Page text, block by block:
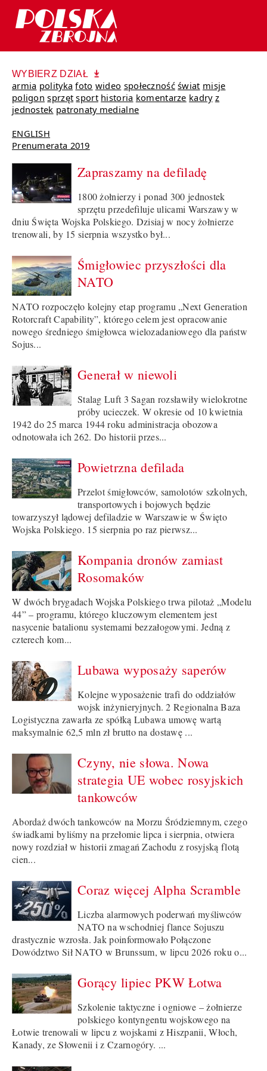
WYBIERZ DZIAŁ
armia polityka foto wideo społeczność świat misje
poligon sprzęt sport historia komentarze kadry z
jednostek patronaty medialne
ENGLISH
Prenumerata 2019
Zapraszamy na defiladę
1800 żołnierzy i ponad 300 jednostek
sprzętu przedefiluje ulicami Warszawy w
dniu Święta Wojska Polskiego. Dzisiaj w nocy żołnierze
trenowali, by 15 sierpnia wszystko był...
Śmigłowiec przyszłości dla
NATO
NATO rozpoczęło kolejny etap programu „Next Generation
Rotorcraft Capability”, którego celem jest opracowanie
nowego średniego śmigłowca wielozadaniowego dla państw
Sojus...
Generał w niewoli
Stalag Luft 3 Sagan rozsławiły wielokrotne
próby ucieczek. W okresie od 10 kwietnia
1942 do 25 marca 1944 roku administracja obozowa
odnotowała ich 262. Do historii przes...
Powietrzna defilada
Przelot śmigłowców, samolotów szkolnych,
transportowych i bojowych będzie
towarzyszył lądowej defiladzie w Warszawie w Święto
Wojska Polskiego. 15 sierpnia po raz pierwsz...
Kompania dronów zamiast
Rosomaków
W dwóch brygadach Wojska Polskiego trwa pilotaż „Modelu
44” – programu, którego kluczowym elementem jest
nasycenie batalionu systemami bezzałogowymi. Jedną z
czterech kom...
Lubawa wyposaży saperów
Kolejne wyposażenie trafi do oddziałów
wojsk inżynieryjnych. 2 Regionalna Baza
Logistyczna zawarła ze spółką Lubawa umowę wartą
maksymalnie 62,5 mln zł brutto na dostawę ...
Czyny, nie słowa. Nowa
strategia UE wobec rosyjskich
tankowców
Abordaż dwóch tankowców na Morzu Śródziemnym, czego
świadkami byliśmy na przełomie lipca i sierpnia, otwiera
nowy rozdział w historii zmagań Zachodu z rosyjską flotą
cien...
Coraz więcej Alpha Scramble
Liczba alarmowych poderwań myśliwców
NATO na wschodniej flance Sojuszu
drastycznie wzrosła. Jak poinformowało Połączone
Dowództwo Sił NATO w Brunssum, w lipcu 2026 roku o...
Gorący lipiec PKW Łotwa
Szkolenie taktyczne i ogniowe – żołnierze
polskiego kontyngentu wojskowego na
Łotwie trenowali w lipcu z wojskami z Hiszpanii, Włoch,
Kanady, ze Słowenii i z Czarnogóry. ...